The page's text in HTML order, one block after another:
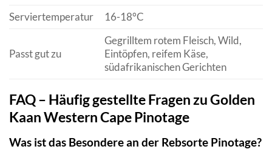
Serviertemperatur
16-18°C
Passt gut zu
Gegrilltem rotem Fleisch, Wild,
Eintöpfen, reifem Käse,
südafrikanischen Gerichten
FAQ – Häufig gestellte Fragen zu Golden
Kaan Western Cape Pinotage
Was ist das Besondere an der Rebsorte Pinotage?